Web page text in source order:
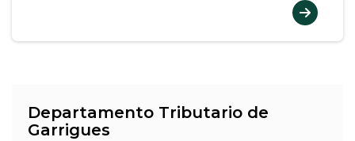
Departamento Tributario de
Garrigues